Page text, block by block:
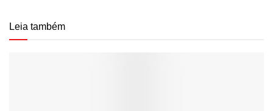
Leia também